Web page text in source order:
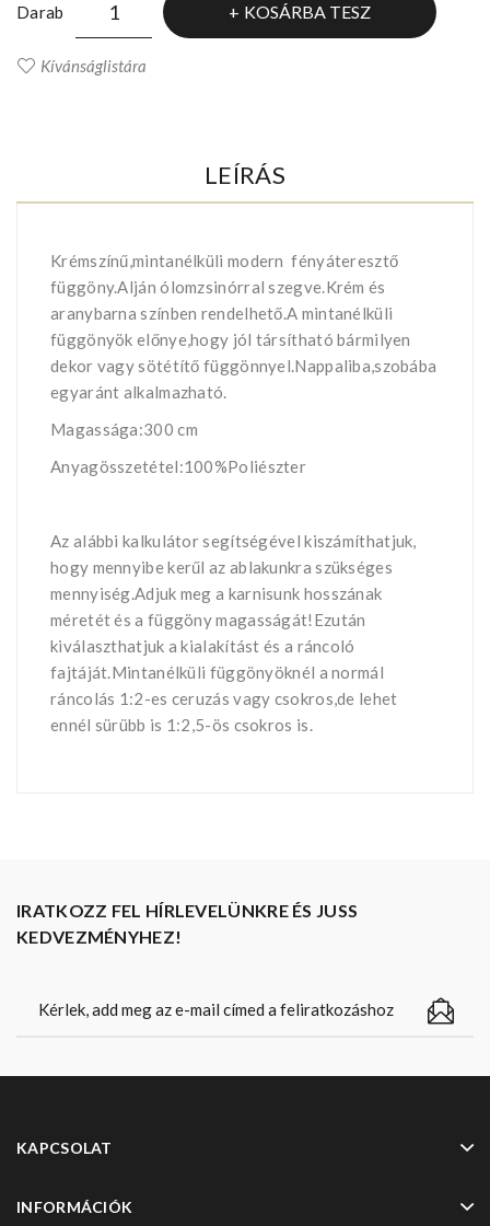
Darab KOSÁRBA TESZ
Kívánságlistára
LEÍRÁS
Krémszínű,mintanélküli modern fényáteresztő
függöny.Alján ólomzsinórral szegve.Krém és
aranybarna színben rendelhető.A mintanélküli
függönyök előnye,hogy jól társítható bármilyen
dekor vagy sötétítő függönnyel.Nappaliba,szobába
egyaránt alkalmazható.
Magassága:300 cm
Anyagösszetétel:100%Poliészter
Az alábbi kalkulátor segítségével kiszámíthatjuk,
hogy mennyibe kerűl az ablakunkra szükséges
mennyiség.Adjuk meg a karnisunk hosszának
méretét és a függöny magasságát!Ezután
kiválaszthatjuk a kialakítást és a ráncoló
fajtáját.Mintanélküli függönyöknél a normál
ráncolás 1:2-es ceruzás vagy csokros,de lehet
ennél sürübb is 1:2,5-ös csokros is.
IRATKOZZ FEL HÍRLEVELÜNKRE ÉS JUSS
KEDVEZMÉNYHEZ!
KAPCSOLAT
INFORMÁCIÓK